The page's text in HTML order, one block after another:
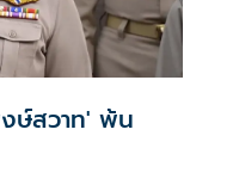
ษ์สวาท' พ้น